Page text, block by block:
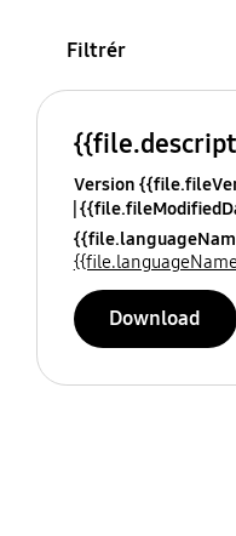
Filtrér
Version
Download